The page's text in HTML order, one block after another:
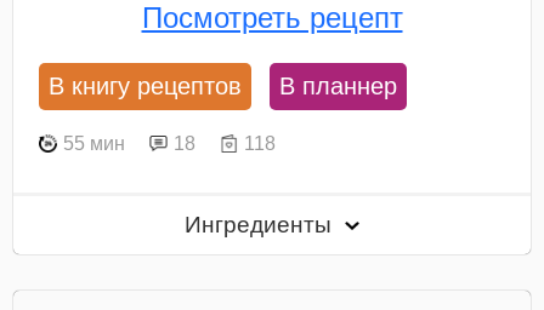
Посмотреть рецепт
В книгу рецептов В планнер
55 мин 18 118
Ингредиенты